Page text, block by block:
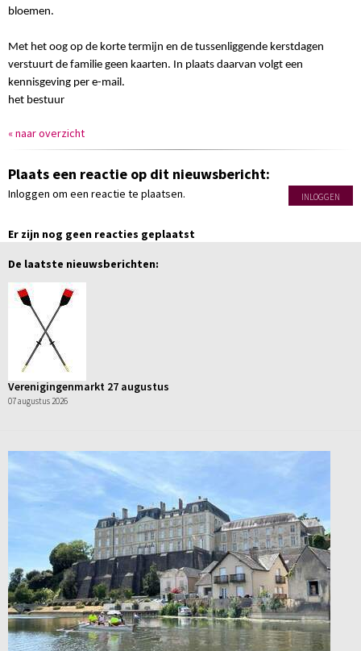
bloemen.
Met het oog op de korte termijn en de tussenliggende kerstdagen
verstuurt de familie geen kaarten. In plaats daarvan volgt een
kennisgeving per e-mail.
het bestuur
« naar overzicht
Plaats een reactie op dit nieuwsbericht:
Inloggen om een reactie te plaatsen. INLOGGEN
Er zijn nog geen reacties geplaatst
De laatste nieuwsberichten:
Verenigingenmarkt 27 augustus
07 augustus 2026